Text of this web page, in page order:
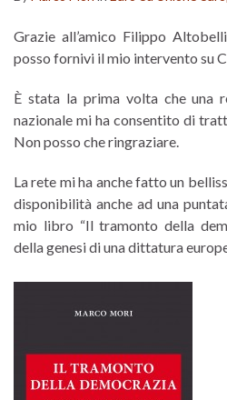
Grazie all’amico Filippo
posso fornivi il mio intervento su
È stata la prima volta che una
nazionale mi ha consentito di
Non posso che ringraziare.
La rete mi ha anche fatto un
disponibilità anche ad una
mio libro “Il tramonto della
della genesi di una dittatura